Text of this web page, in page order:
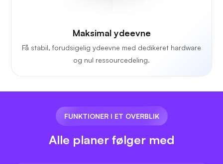
Maksimal ydeevne
Få stabil, forudsigelig ydeevne med dedikeret hardware
og nul ressourcedeling.
FUNKTIONER I ET OVERBLIK
Alle planer følger med